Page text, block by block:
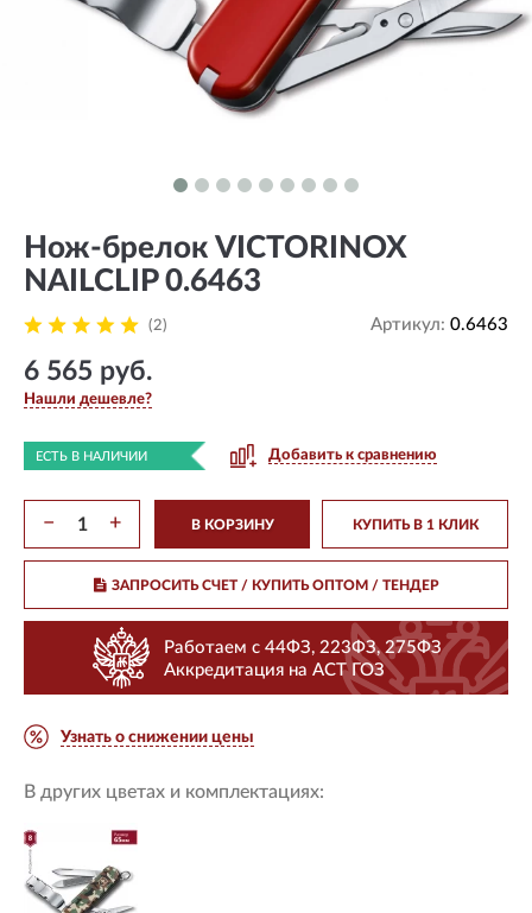
Нож-брелок VICTORINOX
NAILCLIP 0.6463
(2) Артикул: 0.6463
6 565 руб.
Нашли дешевле?
ЕСТЬ В НАЛИЧИИ Добавить к сравнению
− + В КОРЗИНУ КУПИТЬ В 1 КЛИК
ЗАПРОСИТЬ СЧЕТ / КУПИТЬ ОПТОМ/ ТЕНДЕР
Работаем с 44ФЗ, 223ФЗ, 275ФЗ
Аккредитация на АСТ ГОЗ
Узнать о снижении цены
В других цветах и комплектациях: